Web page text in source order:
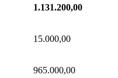
1.131.200,00
15.000,00
965.000,00